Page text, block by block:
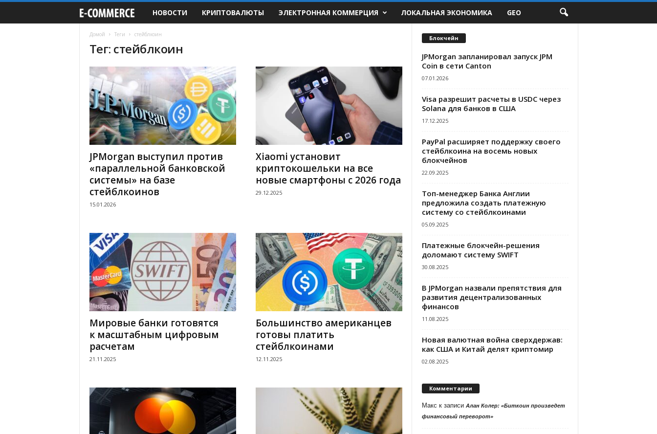
-
C
m
m
e
c
c
o
m
.
u
НОВОСТИ КРИПТОВАЛЮТЫ ЭЛЕКТРОННАЯ КОММЕРЦИЯ ЛОКАЛЬНАЯ ЭКОНОМИКА GEO
Домой Теги стейблкоин
Тег: стейблкоин
JPMorgan выступил против
«параллельной банковской
системы» на базе
стейблкоинов
15.01.2026
Xiaomi установит
криптокошельки на все
новые смартфоны с 2026 года
29.12.2025
Мировые банки готовятся
к масштабным цифровым
расчетам
21.11.2025
Большинство американцев
готовы платить
стейблкоинами
12.11.2025
Блокчейн
JPMorgan запланировал запуск JPM
Coin в сети Canton
07.01.2026
Visa разрешит расчеты в USDC через
Solana для банков в США
17.12.2025
PayPal расширяет поддержку своего
стейблкоина на восемь новых
блокчейнов
22.09.2025
Топ-менеджер Банка Англии
предложила создать платежную
систему со стейблкоинами
05.09.2025
Платежные блокчейн-решения
доломают систему SWIFT
30.08.2025
В JPMorgan назвали препятствия для
развития децентрализованных
финансов
11.08.2025
Новая валютная война сверхдержав:
как США и Китай делят криптомир
02.08.2025
Комментарии
Макс к записи Алан Колер: «Биткоин произведет
финансовый переворот»